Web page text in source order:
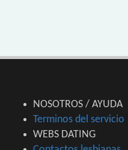
NOSOTROS / AYUDA
Terminos del servicio
WEBS DATING